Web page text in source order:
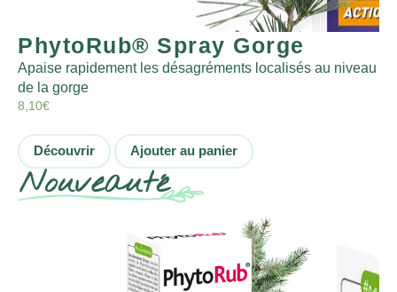
PhytoRub® Spray Gorge
Apaise rapidement les désagréments localisés au niveau
de la gorge
8,10€
Découvrir Ajouter au panier